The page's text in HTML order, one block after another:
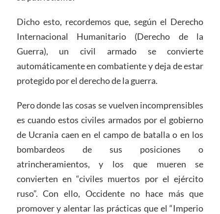
Dicho esto, recordemos que, según el Derecho
Internacional Humanitario (Derecho de la
Guerra), un civil armado se convierte
automáticamente en combatiente y deja de estar
protegido por el derecho de la guerra.
Pero donde las cosas se vuelven incomprensibles
es cuando estos civiles armados por el gobierno
de Ucrania caen en el campo de batalla o en los
bombardeos de sus posiciones o
atrincheramientos, y los que mueren se
convierten en “civiles muertos por el ejército
ruso”. Con ello, Occidente no hace más que
promover y alentar las prácticas que el “Imperio